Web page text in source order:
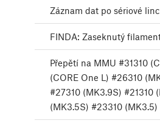
Záznam dat po sériové
FINDA: Zaseknutý
Přepětí na MMU #31310
(CORE One L) #26310
#27310 (MK3.9S) #21310
(MK3.5S) #23310 (MK3.5)